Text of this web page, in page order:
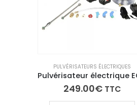
PULVÉRISATEURS ÉLECTRIQUES
249.00€ TTC